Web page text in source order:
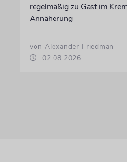
regelmäßig zu Gast im
Annäherung
von Alexander Friedman
02.08.2026